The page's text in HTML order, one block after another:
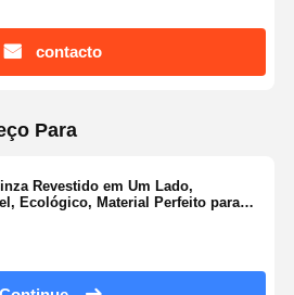
contacto
Para
Revestido em Um Lado,
Ecológico, Material Perfeito para